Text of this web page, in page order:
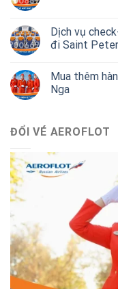
Dịch vụ
đi Saint
Mua thêm
Nga
ĐỔI VÉ AEROFLOT